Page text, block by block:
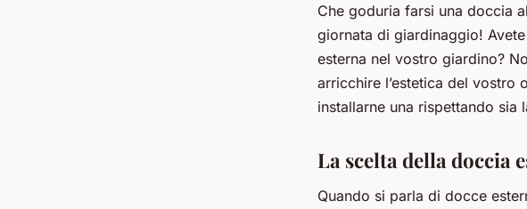
Che goduria farsi una doccia
giornata di giardinaggio!
esterna nel vostro giardino?
arricchire l’estetica del vostro
installarne una rispettando sia
La scelta della doccia
Quando si parla di docce